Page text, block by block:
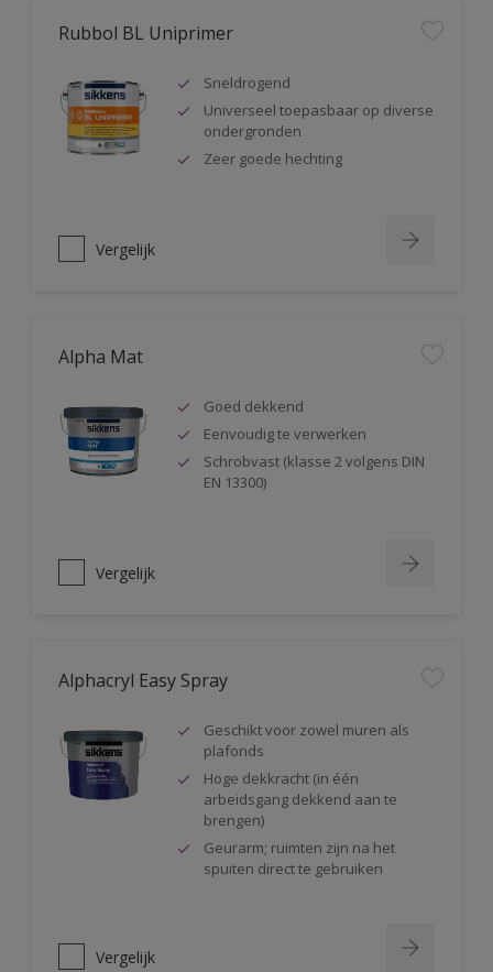
Rubbol BL Uniprimer
Sneldrogend
Universeel toepasbaar op diverse
ondergronden
Zeer goede hechting
Vergelijk
Alpha Mat
Goed dekkend
Eenvoudig te verwerken
Schrobvast (klasse 2 volgens DIN
EN 13300)
Vergelijk
Alphacryl Easy Spray
Geschikt voor zowel muren als
plafonds
Hoge dekkracht (in één
arbeidsgang dekkend aan te
brengen)
Geurarm; ruimten zijn na het
spuiten direct te gebruiken
Vergelijk